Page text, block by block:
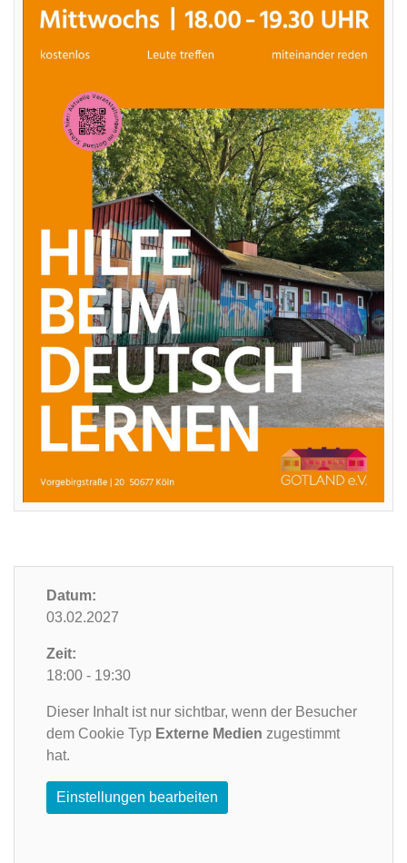
Datum:
03.02.2027
Zeit:
18:00 - 19:30
Dieser Inhalt ist nur sichtbar, wenn der Besucher
dem Cookie Typ Externe Medien zugestimmt
hat.
Einstellungen bearbeiten